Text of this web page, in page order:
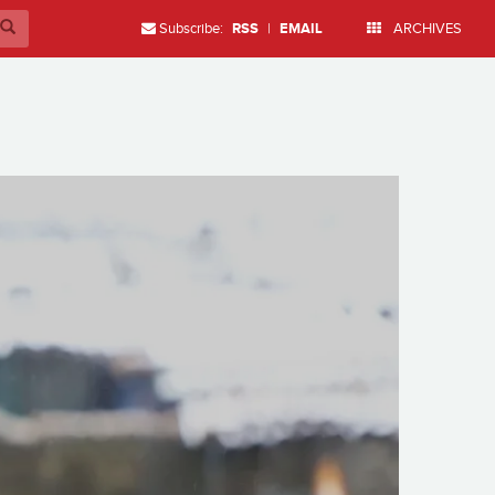
Subscribe: RSS | EMAIL ARCHIVES